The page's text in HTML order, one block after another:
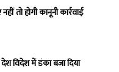
तो होगी कानूनी कार्रवाई
विदेश में डंका बजा दिया